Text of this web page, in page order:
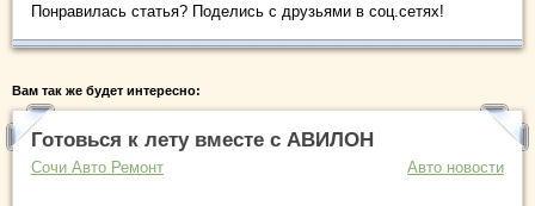
Понравилась статья? Поделись с друзьями в соц.сетях!
Вам так же будет интересно:
Готовься к лету вместе с АВИЛОН
Сочи Авто Ремонт Авто новости